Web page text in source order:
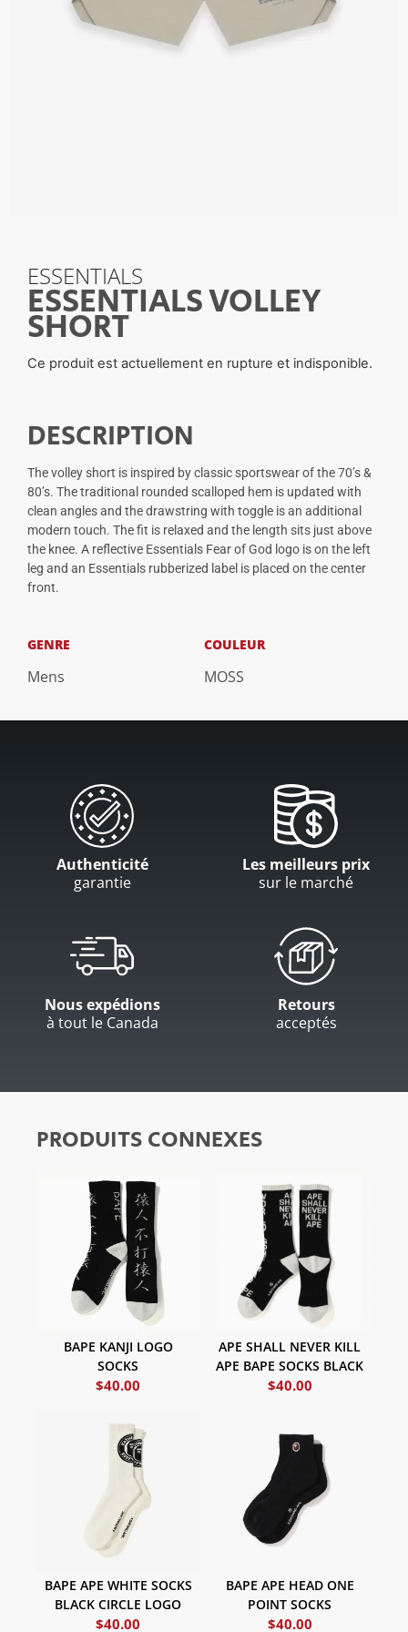
ESSENTIALS
ESSENTIALS VOLLEY
SHORT
Ce produit est actuellement en rupture et indisponible.
DESCRIPTION
The volley short is inspired by classic sportswear of the 70’s &
80’s. The traditional rounded scalloped hem is updated with
clean angles and the drawstring with toggle is an additional
modern touch. The fit is relaxed and the length sits just above
the knee. A reflective Essentials Fear of God logo is on the left
leg and an Essentials rubberized label is placed on the center
front.
GENRE
Mens
COULEUR
MOSS
Authenticité
garantie
Les meilleurs prix
sur le marché
Nous expédions
à tout le Canada
Retours
acceptés
PRODUITS CONNEXES
BAPE KANJI LOGO
SOCKS
$40.00
APE SHALL NEVER KILL
APE BAPE SOCKS BLACK
$40.00
BAPE APE WHITE SOCKS
BLACK CIRCLE LOGO
$40.00
BAPE APE HEAD ONE
POINT SOCKS
$40.00